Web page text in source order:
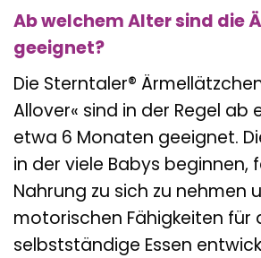
Ab welchem Alter sind die
geeignet?
Die Sterntaler®
Allover« sind in der Regel ab
etwa 6 Monaten geeignet.
in der viele Babys beginnen,
Nahrung zu sich zu nehmen
motorischen Fähigkeiten für
selbstständige Essen